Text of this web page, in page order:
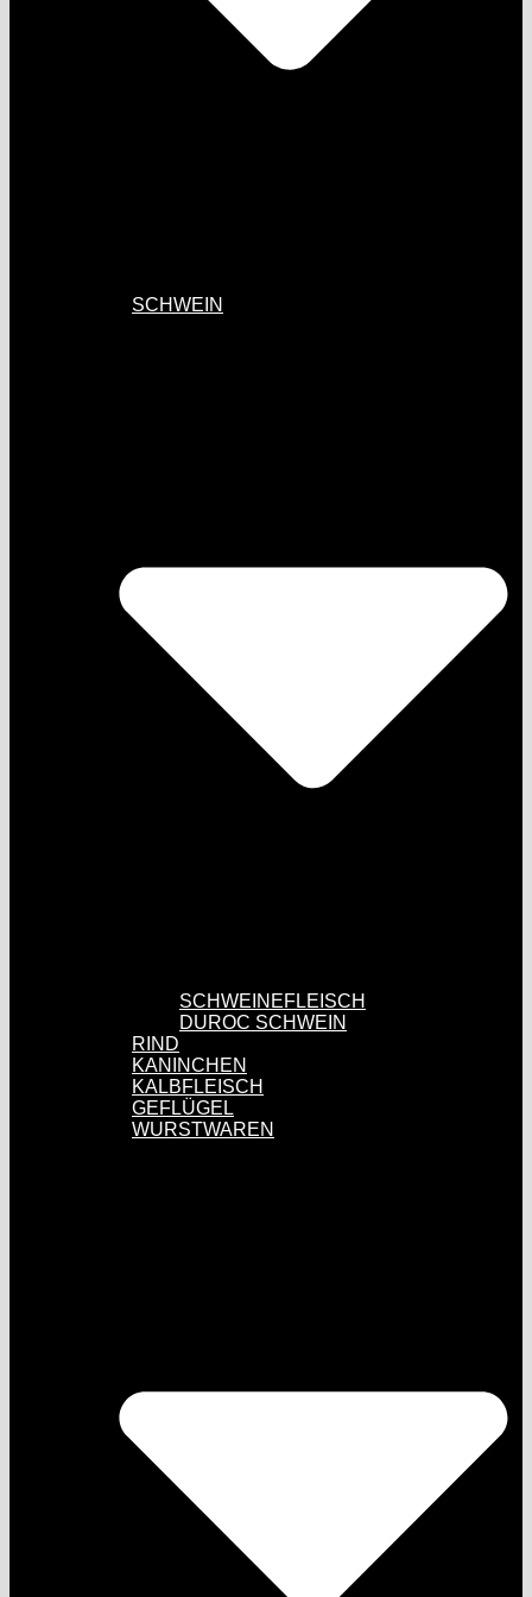
SCHWEIN
SCHWEINEFLEISCH
DUROC SCHWEIN
RIND
KANINCHEN
KALBFLEISCH
GEFLÜGEL
WURSTWAREN